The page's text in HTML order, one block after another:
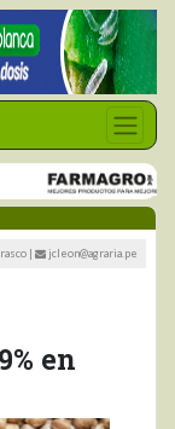
| jcleon@agraria.pe
en